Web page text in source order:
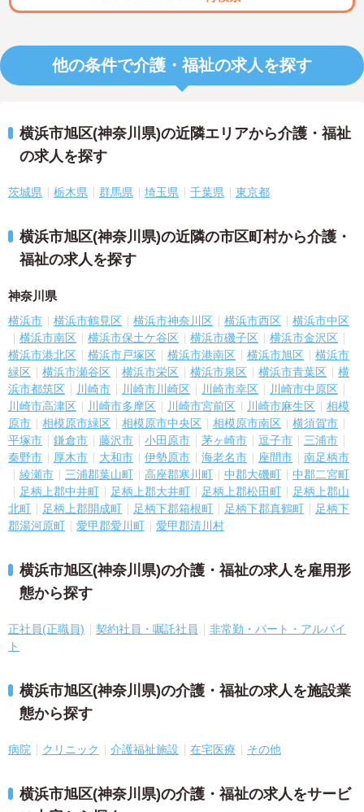
他の条件で介護・福祉の求人を探す
横浜市旭区(神奈川県)の近隣エリアから介護・福祉
の求人を探す
茨城県 栃木県 群馬県 埼玉県 千葉県 東京都
横浜市旭区(神奈川県)の近隣の市区町村から介護・
福祉の求人を探す
神奈川県
横浜市 横浜市鶴見区 横浜市神奈川区 横浜市西区
横浜市中区
横浜市南区
横浜市保土ケ谷区 横浜市磯子区
横浜市金沢区
横浜市港北区
横浜市戸塚区 横浜市港南区 横浜市旭区
横浜市
緑区
横浜市瀬谷区 横浜市栄区 横浜市泉区 横浜市青葉区
横
浜市都筑区
川崎市 川崎市川崎区 川崎市幸区
川崎市中原区
川崎市高津区
川崎市多摩区 川崎市宮前区 川崎市麻生区
相模
原市
相模原市緑区 相模原市中央区 相模原市南区
横須賀市
平塚市
鎌倉市 藤沢市 小田原市 茅ヶ崎市 逗子市
三浦市
秦野市
厚木市 大和市 伊勢原市 海老名市 座間市
南足柄市
綾瀬市
三浦郡葉山町 高座郡寒川町 中郡大磯町
中郡二宮町
足柄上郡中井町
足柄上郡大井町 足柄上郡松田町
足柄上郡山
北町
足柄上郡開成町 足柄下郡箱根町 足柄下郡真鶴町
足柄下
郡湯河原町
愛甲郡愛川町 愛甲郡清川村
横浜市旭区(神奈川県)の介護・福祉の求人を雇用形
態から探す
正社員(正職員) 契約社員・嘱託社員
非常勤・パート・アルバイ
ト
横浜市旭区(神奈川県)の介護・福祉の求人を施設業
態から探す
病院 クリニック 介護福祉施設 在宅医療 その他
横浜市旭区(神奈川県)の介護・福祉の求人をサービ